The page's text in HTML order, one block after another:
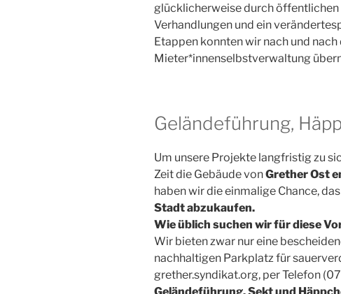
glücklicherweise durch öffentlichen
Verhandlungen und ein
Etappen konnten wir nach und
Mieter*innenselbstverwaltung
Geländeführung,
Um unsere Projekte langfristig zu
Zeit die Gebäude vonGrether Ost
haben wir die einmalige Chance, das
Stadt abzukaufen.
Wie üblich suchen wir für diese
Wir bieten zwar nur eine
nachhaltigen Parkplatz für
grether.syndikat.org, per Telefon